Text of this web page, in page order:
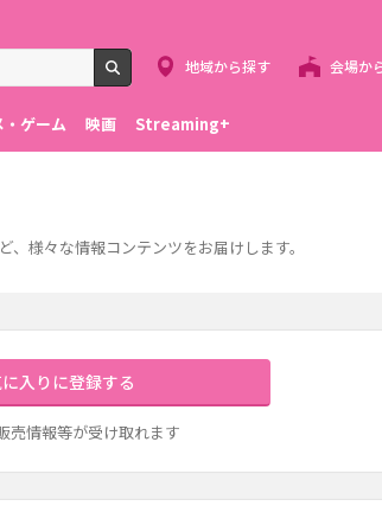
検索
地域から探す 会場か
・ゲーム 映画 Streaming+
様々な情報コンテンツをお届けします。
入りに登録する
売情報等が受け取れます